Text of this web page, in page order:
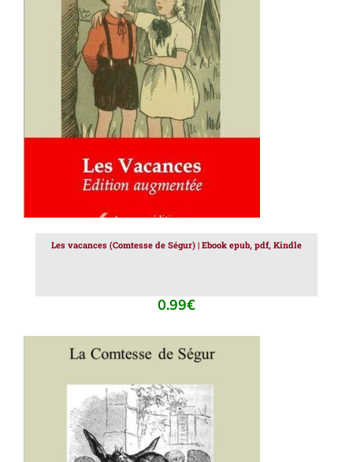
AJOUTER AU PANIER / DÉTAILS
Les vacances (Comtesse de Ségur) | Ebook epub, pdf, Kindle
0.99€